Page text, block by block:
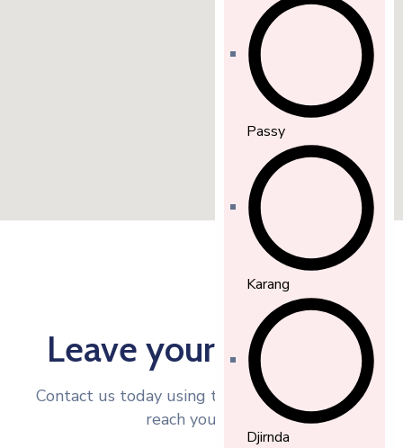
Passy
Karang
Djirnda
Leave your Message
Contact us today using this form and we will
reach you asap.